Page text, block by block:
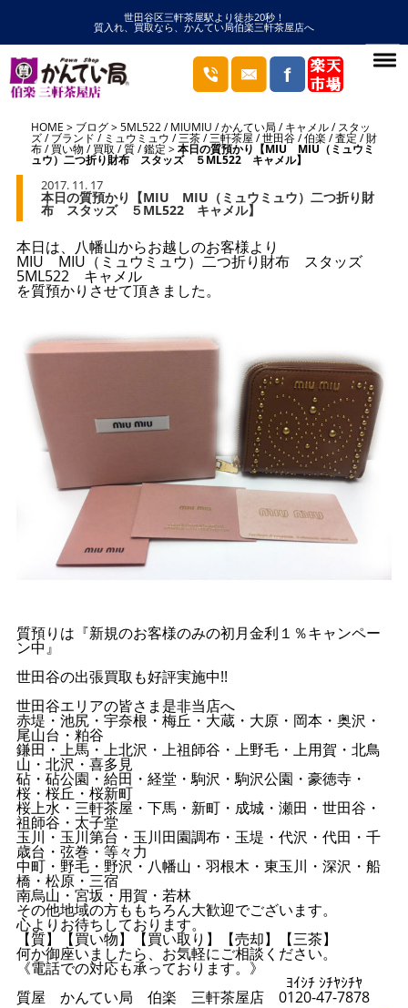
世田谷区三軒茶屋駅より徒歩20秒！
質入れ、買取なら、かんてい局伯楽三軒茶屋店へ
HOME ブログ 5ML522/MIUMIU /かんてい局 /キャメル/スタッ
ズ/ブランド / ミュウミュウ /三茶/三軒茶屋 /世田谷/伯楽/査定 /財
布/買い物 /買取 /質/鑑定 本日の質預かり【MIU MIU（ミュウミ
ュウ）二つ折り財布 スタッズ ５ML522 キャメル】
2017. 11. 17
本日の質預かり【MIU MIU（ミュウミュウ）二つ折り財
布 スタッズ ５ML522 キャメル】
本日は、八幡山からお越しのお客様より
MIU MIU（ミュウミュウ）二つ折り財布 スタッズ
5ML522 キャメル
を質預かりさせて頂きました。
質預りは『新規のお客様のみの初月金利１％キャンペー
ン中』
世田谷の出張買取も好評実施中!!
世田谷エリアの皆さま是非当店へ
赤堤・池尻・宇奈根・梅丘・大蔵・大原・岡本・奥沢・
尾山台・粕谷
鎌田・上馬・上北沢・上祖師谷・上野毛・上用賀・北鳥
山・北沢・喜多見
砧・砧公園・給田・経堂・駒沢・駒沢公園・豪徳寺・
桜・桜丘・桜新町
桜上水・三軒茶屋・下馬・新町・成城・瀬田・世田谷・
祖師谷・太子堂
玉川・玉川第台・玉川田園調布・玉堤・代沢・代田・千
歳台・弦巻・等々力
中町・野毛・野沢・八幡山・羽根木・東玉川・深沢・船
橋・松原・三宿
南烏山・宮坂・用賀・若林
その他地域の方ももちろん大歓迎でございます。
心よりお待ちしております。
【質】【買い物】【買い取り】【売却】【三茶】
何か御座いましたら、お気軽にご相談ください。
《電話での対応も承っております。》
ﾖｲｼﾁ ｼﾁﾔｼﾁﾔ
質屋 かんてい局 伯楽 三軒茶屋店 0120-47-7878